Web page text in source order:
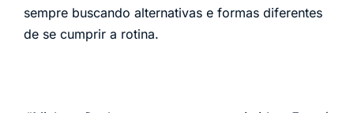
sempre buscando alternativas e formas diferentes
de se cumprir a rotina.